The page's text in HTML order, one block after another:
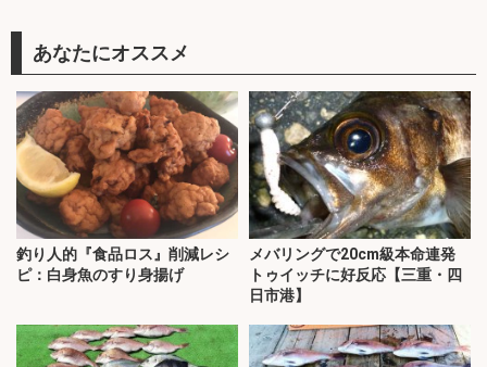
あなたにオススメ
釣り人的『食品ロス』削減レシ
ピ：白身魚のすり身揚げ
メバリングで20cm級本命連発
トゥイッチに好反応【三重・四
日市港】